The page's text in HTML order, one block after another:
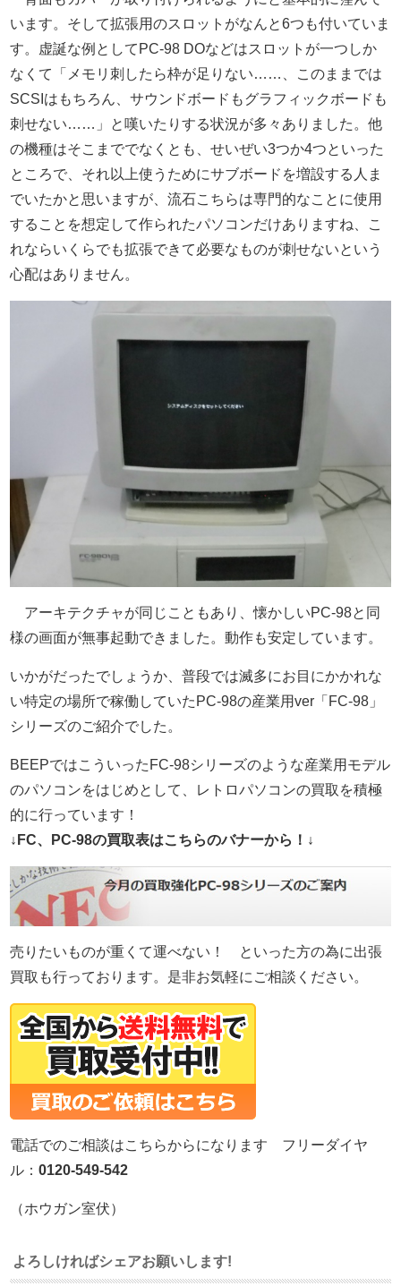
います。そして拡張用のスロットがなんと6つも付いていま
す。虚誕な例としてPC-98 DOなどはスロットが一つしか
なくて「メモリ刺したら枠が足りない……、このままでは
SCSIはもちろん、サウンドボードもグラフィックボードも
刺せない……」と嘆いたりする状況が多々ありました。他
の機種はそこまででなくとも、せいぜい3つか4つといった
ところで、それ以上使うためにサブボードを増設する人ま
でいたかと思いますが、流石こちらは専門的なことに使用
することを想定して作られたパソコンだけありますね、こ
れならいくらでも拡張できて必要なものが刺せないという
心配はありません。
アーキテクチャが同じこともあり、懐かしいPC-98と同
様の画面が無事起動できました。動作も安定しています。
いかがだったでしょうか、普段では滅多にお目にかかれな
い特定の場所で稼働していたPC-98の産業用ver「FC-98」
シリーズのご紹介でした。
BEEPではこういったFC-98シリーズのような産業用モデル
のパソコンをはじめとして、レトロパソコンの買取を積極
的に行っています！
↓FC、PC-98の買取表はこちらのバナーから！↓
売りたいものが重くて運べない！ といった方の為に出張
買取も行っております。是非お気軽にご相談ください。
電話でのご相談はこちらからになります フリーダイヤ
ル：0120-549-542
（ホウガン室伏）
よろしければシェアお願いします!